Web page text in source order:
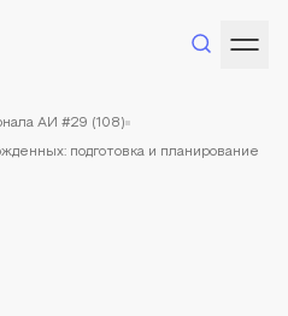
АИ #29 (108)
подготовка и планирование